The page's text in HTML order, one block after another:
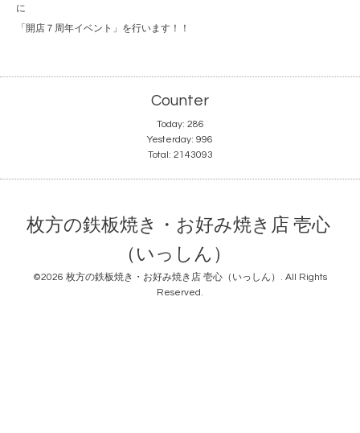
に
「開店７周年イベント」を行います！！
Counter
Today: 286
Yesterday: 996
Total: 2143093
枚方の鉄板焼き・お好み焼き店 壱心
（いっしん）
©2026 枚方の鉄板焼き・お好み焼き店 壱心（いっしん） . All Rights
Reserved.